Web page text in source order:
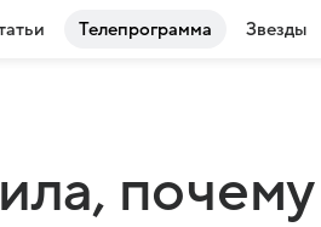
Телепрограмма Звезды